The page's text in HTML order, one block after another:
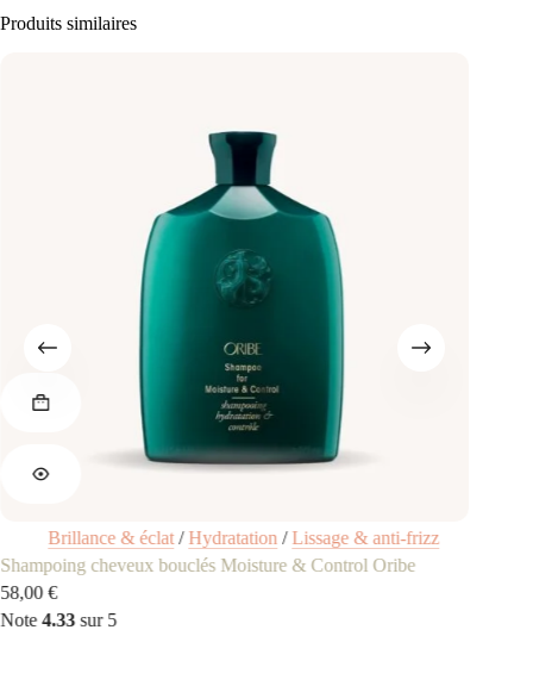
Produits similaires
Brillance & éclat/Hydratation/Lissage & anti-frizz
cheveux bouclés Moisture & Control Oribe
€
4.33sur 5